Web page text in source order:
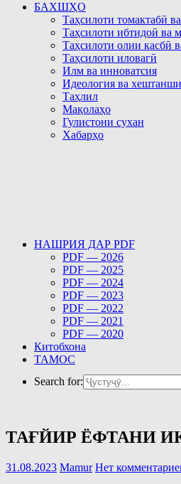
БАХШҲО
Таҳсилоти томактабӣ
Таҳсилоти ибтидоӣ ва
Таҳсилоти олии касбӣ
Таҳсилоти иловагӣ
Илм ва инноватсия
Идеология ва
Таҳлил
Мақолаҳо
Гулистони сухан
Хабарҳо
НАШРИЯ ДАР PDF
PDF — 2026
PDF — 2025
PDF — 2024
PDF — 2023
PDF — 2022
PDF — 2021
PDF — 2020
Китобхона
ТАМОС
Search for:
ТАҒЙИР ЁФТАНИ
31.08.2023 Mamur Нет